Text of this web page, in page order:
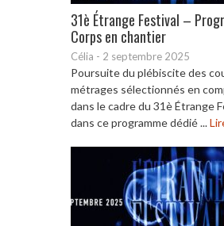
31è Étrange Festival –
Corps en chantier
Célia - 2 septembre 2025
Poursuite du plébiscite des
métrages sélectionnés en
dans le cadre du 31è Étrange
dans ce programme dédié ...